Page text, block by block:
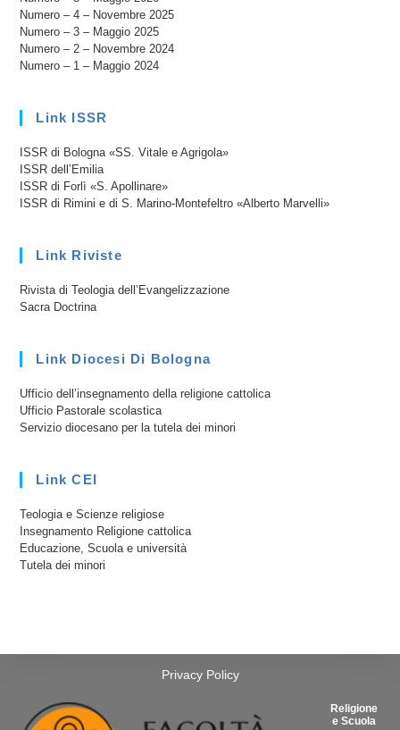
Numero – 4 – Novembre 2025
Numero – 3 – Maggio 2025
Numero – 2 – Novembre 2024
Numero – 1 – Maggio 2024
Link ISSR
ISSR di Bologna «SS. Vitale e Agrigola»
ISSR dell’Emilia
ISSR di Forlì «S. Apollinare»
ISSR di Rimini e di S. Marino-Montefeltro «Alberto Marvelli»
Link Riviste
Rivista di Teologia dell’Evangelizzazione
Sacra Doctrina
Link Diocesi Di Bologna
Ufficio dell’insegnamento della religione cattolica
Ufficio Pastorale scolastica
Servizio diocesano per la tutela dei minori
Link CEI
Teologia e Scienze religiose
Insegnamento Religione cattolica
Educazione, Scuola e università
Tutela dei minori
Privacy Policy
Religione
e Scuola